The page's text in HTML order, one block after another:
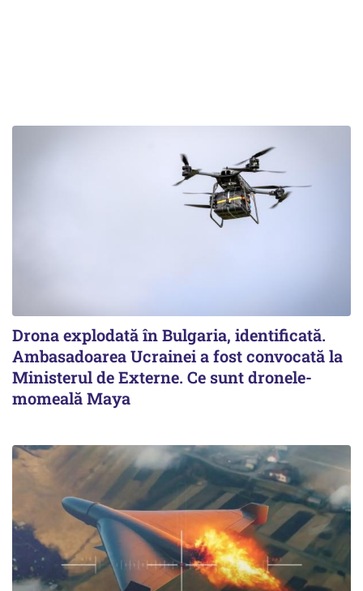
Drona explodată în Bulgaria, identificată.
Ambasadoarea Ucrainei a fost convocată la
Ministerul de Externe. Ce sunt dronele-
momeală Maya